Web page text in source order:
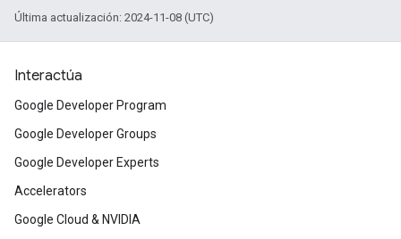
Última actualización: 2024-11-08 (UTC)
Interactúa
Google Developer Program
Google Developer Groups
Google Developer Experts
Accelerators
Google Cloud & NVIDIA